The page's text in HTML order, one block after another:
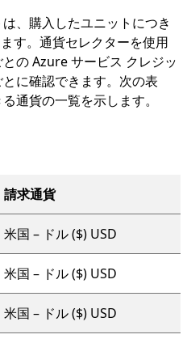
、購入したユニットにつき
す。通貨セレクターを使用
の Azure サービス クレジッ
に確認できます。次の表
通貨の一覧を示します。
請求通貨
米国 – ドル ($) USD
米国 – ドル ($) USD
米国 – ドル ($) USD